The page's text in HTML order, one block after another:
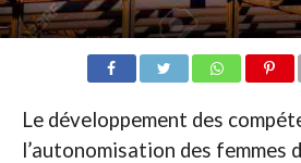
Le développement des
l’autonomisation des femmes